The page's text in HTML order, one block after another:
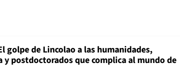
golpe de Lincolao a las humanidades,
y postdoctorados que complica al mundo de